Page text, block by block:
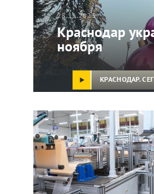
28.11.2025
Краснодар
ноября
КРАСНОДАР.